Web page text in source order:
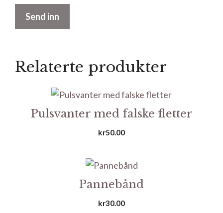
Relaterte produkter
Pulsvanter med falske fletter
kr50.00
Pannebånd
kr30.00